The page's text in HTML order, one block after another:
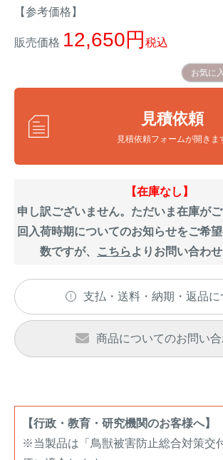
【参考価格】
販売価格 12,650 税込
お気に
見積依頼
見積依頼フォームが開きま
【在庫なし】
申し訳ございません。ただいま在庫が
回入荷時期についてのお知らせをご希
数ですが、
こちら よりお問い合わせ
支払・送料・納期・返品に
商品についてのお問い
【行政・教育・研究機関のお客様へ】
※当製品は「鳥獣被害防止総合対策交
クマ対策
ハクビシン対策
アナグマ対策
ブラッ